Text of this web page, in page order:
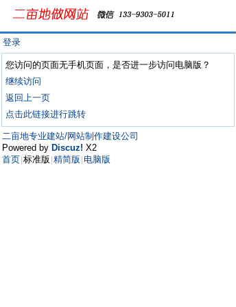
登录
您访问的页面无手机页面，是否进一步访问电脑版？
继续访问
返回上一页
点击此链接进行跳转
二亩地专业建站/网站制作建设公司
Powered by Discuz! X2
首页 标准版 精简版 电脑版